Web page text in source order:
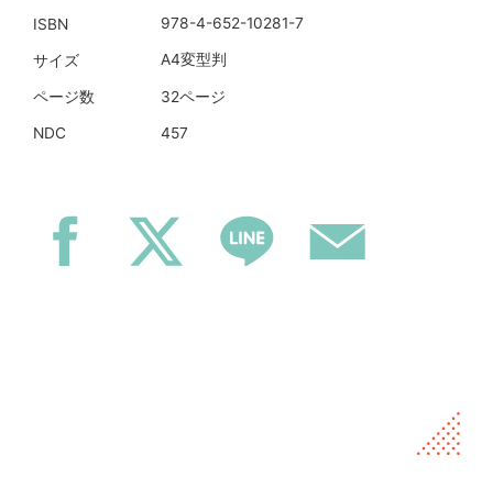
ISBN 978-4-652-10281-7
サイズ A4変型判
ページ数 32ページ
NDC 457